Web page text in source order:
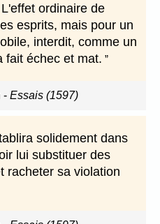
ordinaire de
esprits, mais pour un
interdit, comme un
fait échec et mat.
- Essais (1597)
solidement dans
lui substituer des
racheter sa violation